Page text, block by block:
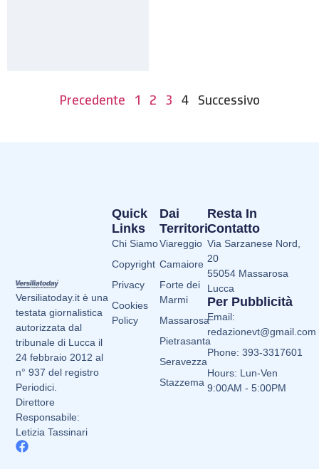
Precedente 1 2 3 4 Successivo
Versiliatoday.it è una
testata giornalistica
autorizzata dal
tribunale di Lucca il
24 febbraio 2012 al
n° 937 del registro
Periodici.
Direttore
Responsabile:
Letizia Tassinari
Dai
Territori
Viareggio
Camaiore
Forte dei
Marmi
Massarosa
Pietrasanta
Seravezza
Stazzema
Quick
Links
Chi Siamo
Copyright
Privacy
Cookies
Policy
Resta In
Contatto
Via Sarzanese Nord,
20
55054 Massarosa
Lucca
Per Pubblicità
Email:
redazionevt@gmail.com
Phone: 393-3317601
Hours: Lun-Ven
9:00AM - 5:00PM